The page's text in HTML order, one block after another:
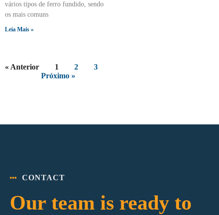
vários tipos de ferro fundido, sendo
os mais comuns
Leia Mais »
« Anterior 1 2
3
Próximo »
CONTACT
Our team is ready to